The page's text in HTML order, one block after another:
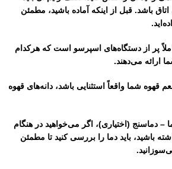
باشد. قبل از اینکه آماده باشید، مطمئن
پر از دستگاه‌های اسپرسو است که هرکدام
ارائه می‌دهند.
قهوه شما واقعاً استثنایی باشد، دانه‌های قهوه
– دماسنج (اختیاری)، اگر می‌خواهید در هنگام
باشید، باید دما را بررسی کنید تا مطمئن